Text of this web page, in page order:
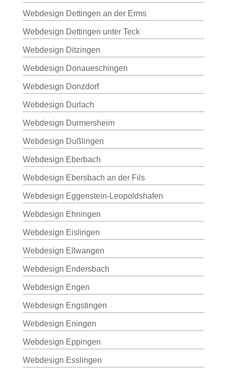
Webdesign Dettingen an der Erms
Webdesign Dettingen unter Teck
Webdesign Ditzingen
Webdesign Donaueschingen
Webdesign Donzdorf
Webdesign Durlach
Webdesign Durmersheim
Webdesign Dußlingen
Webdesign Eberbach
Webdesign Ebersbach an der Fils
Webdesign Eggenstein-Leopoldshafen
Webdesign Ehningen
Webdesign Eislingen
Webdesign Ellwangen
Webdesign Endersbach
Webdesign Engen
Webdesign Engstingen
Webdesign Eningen
Webdesign Eppingen
Webdesign Esslingen